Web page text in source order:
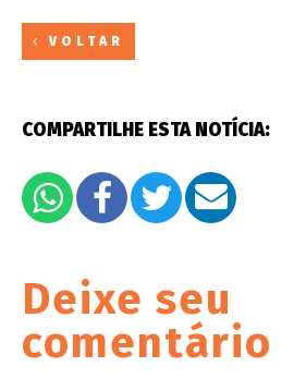
VOLTAR
COMPARTILHE ESTA NOTÍCIA:
Deixe seu
comentário